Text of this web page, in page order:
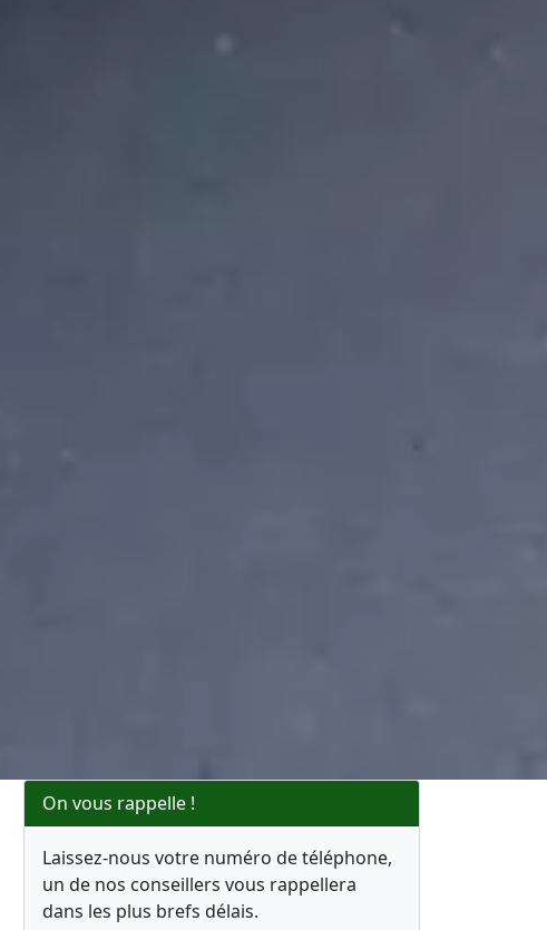
On vous rappelle !
Laissez-nous votre numéro de téléphone,
un de nos conseillers vous rappellera
dans les plus brefs délais.